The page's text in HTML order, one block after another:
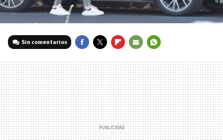
Sin comentarios
MAIL